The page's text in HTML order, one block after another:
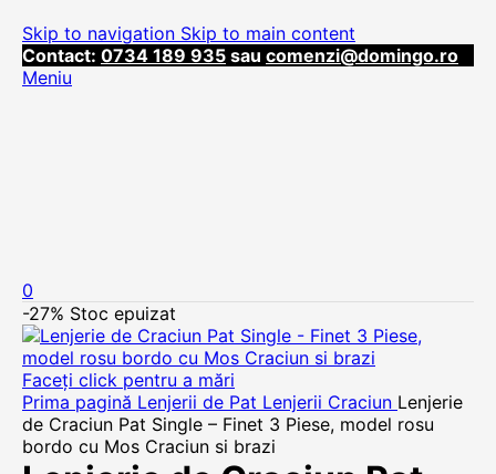
Skip to navigation Skip to main content
Contact: 0734 189 935 sau comenzi@domingo.ro
Meniu
0
-27% Stoc epuizat
Faceți click pentru a mări
Prima pagină Lenjerii de Pat Lenjerii Craciun Lenjerie
de Craciun Pat Single – Finet 3 Piese, model rosu
bordo cu Mos Craciun si brazi